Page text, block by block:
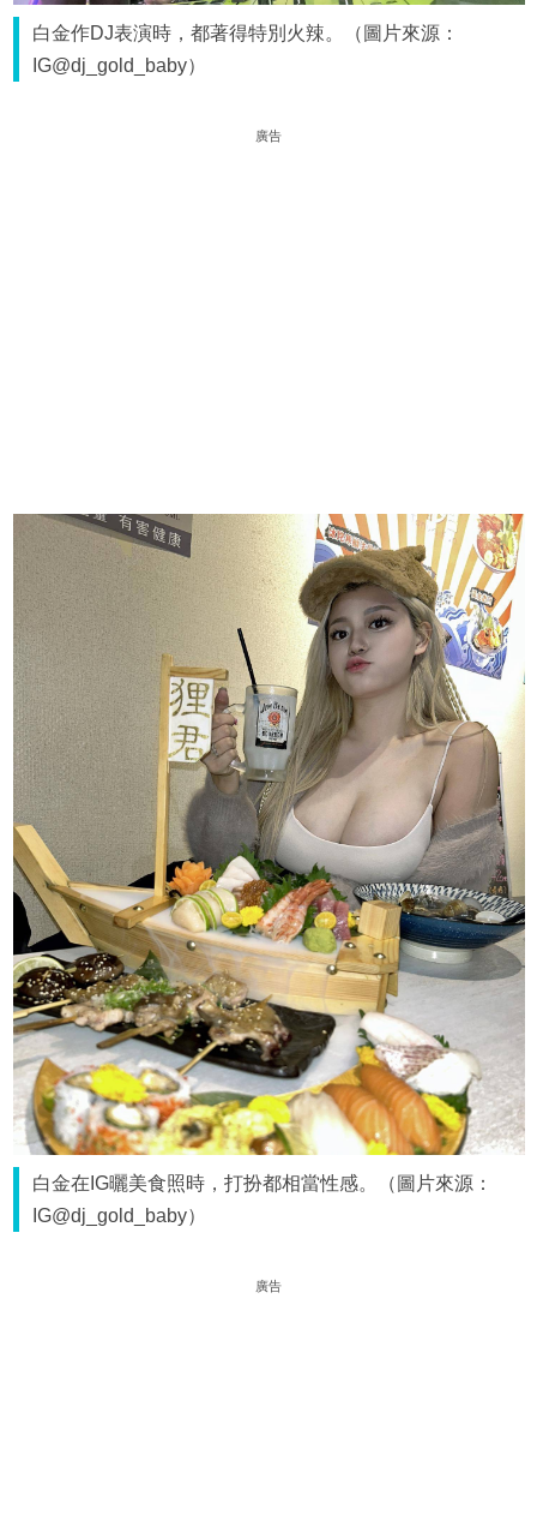
白金作DJ表演時，都著得特別火辣。（圖片來源：
IG@dj_gold_baby）
廣告
白金在IG曬美食照時，打扮都相當性感。（圖片來源：
IG@dj_gold_baby）
廣告